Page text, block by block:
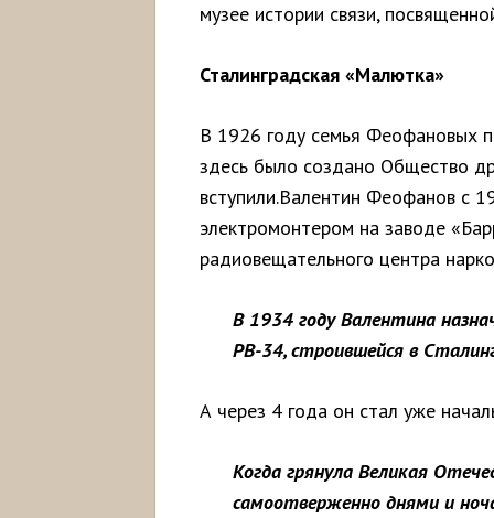
музее истории связи,
Сталинградская «Малютка»
В 1926 году семья Феофановых
здесь было создано Общество
вступили.Валентин Феофанов с
электромонтером на заводе
радиовещательного центра
В 1934 году Валентина
РВ-34, строившейся в
А через 4 года он стал уже
Когда грянула Великая
самоотверженно днями и